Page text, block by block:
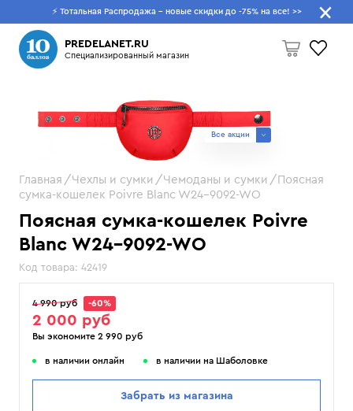
⚡ Тотальная Распродажа - новые скидки до -75% на все! >>
PREDELANET.RU
Специализированный магазин
Пусто
Что будем искать?
Поясная сумка-кошелек Poivre
Blanc W24-9092-WO
Код товара: 42419
Все акции
Главная Чехлы и сумки Чемоданы и сумки
Поясная
сумка-кошелек Poivre Blanc W24-9092-WO
4 990 руб -60%
2 000 руб
Вы экономите 2 990 руб
в наличии онлайн в наличии на Шаболовке
Забрать из магазина